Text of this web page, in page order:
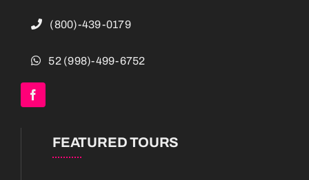
(800)-439-0179
52 (998)-499-6752
FEATURED TOURS